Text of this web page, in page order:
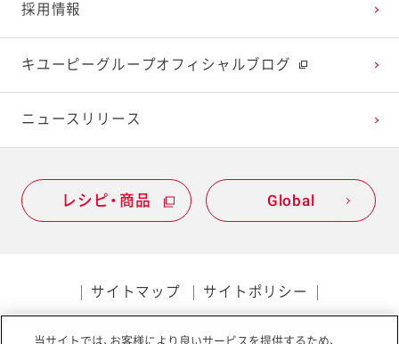
採用情報
キユーピーグループオフィシャルブログ
ニュースリリース
レシピ・商品 Global
サイトマップ サイトポリシー
当サイトでは、お客様により良いサービスを提供するため、